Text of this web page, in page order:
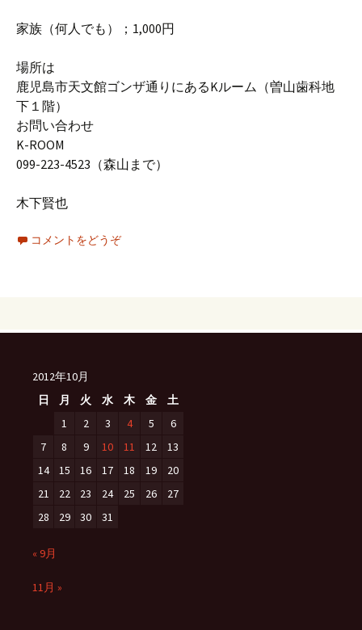
家族（何人でも）；1,000円
場所は
鹿児島市天文館ゴンザ通りにあるKルーム（曽山歯科地
下１階）
お問い合わせ
K-ROOM
099-223-4523（森山まで）
木下賢也
コメントをどうぞ
2012年10月
日
月 火 水 木 金
土
1
2 3 4 5
6
7
8 9 10 11 12
13
14
15 16 17 18 19
20
21
22 23 24 25 26
27
28
29 30 31
« 9月
11月 »